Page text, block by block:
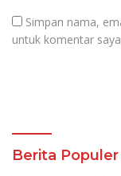
Simpan nama,
untuk komentar
Berita Populer